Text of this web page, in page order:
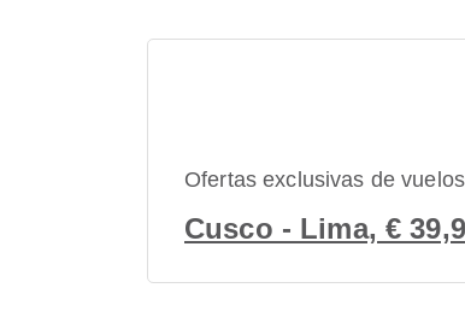
Ofertas exclusivas de vuelos
Cusco - Lima, € 39,9